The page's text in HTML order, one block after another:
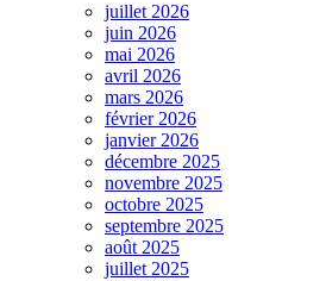
juillet 2026
juin 2026
mai 2026
avril 2026
mars 2026
février 2026
janvier 2026
décembre 2025
novembre 2025
octobre 2025
septembre 2025
août 2025
juillet 2025